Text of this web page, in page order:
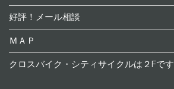
好評！メール相談
ＭＡＰ
クロスバイク・シティサイクルは２Fです